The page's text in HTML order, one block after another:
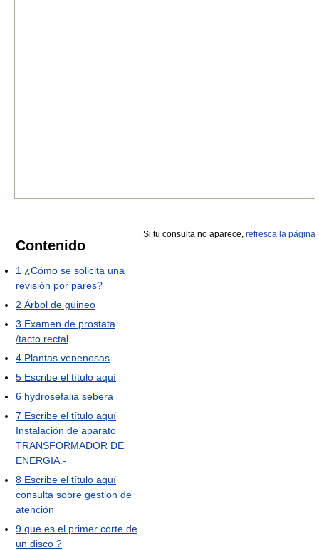
Si tu consulta no aparece, refresca la página
Contenido
1 ¿Cómo se solicita una
revisión por pares?
2 Árbol de guineo
3 Examen de prostata
/tacto rectal
4 Plantas venenosas
5 Escribe el título aquí
6 hydrosefalia sebera
7 Escribe el título aquí
Instalación de aparato
TRANSFORMADOR DE
ENERGIA.-
8 Escribe el título aquí
consulta sobre gestion de
atención
9 que es el primer corte de
un disco ?